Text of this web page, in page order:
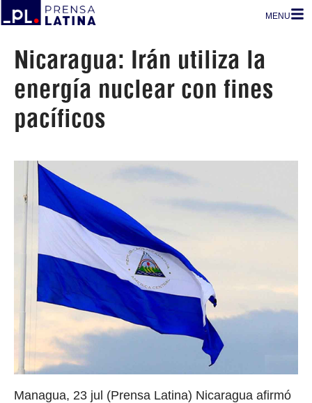
MENU
Nicaragua: Irán utiliza la
energía nuclear con fines
pacíficos
Managua, 23 jul (Prensa Latina) Nicaragua afirmó